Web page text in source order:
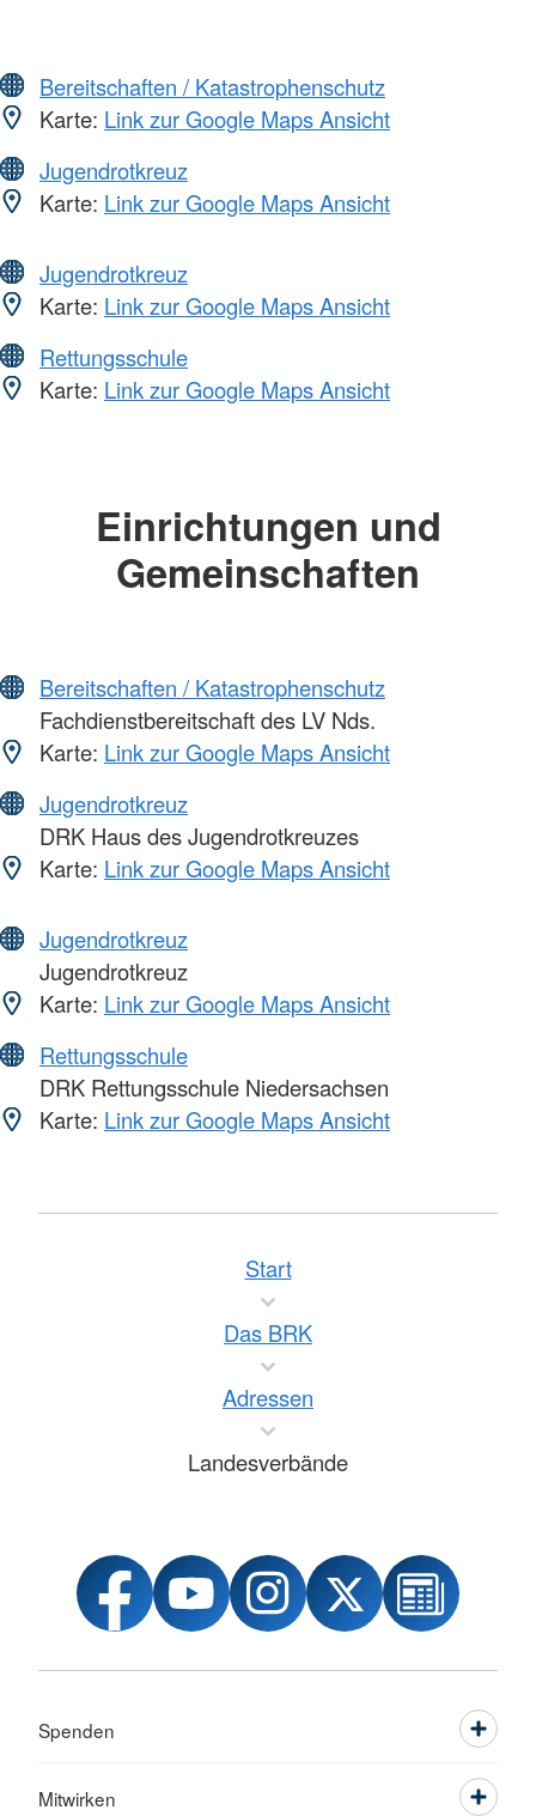
Bereitschaften / Katastrophenschutz
Karte: Link zur Google Maps Ansicht
Jugendrotkreuz
Karte: Link zur Google Maps Ansicht
Jugendrotkreuz
Karte: Link zur Google Maps Ansicht
Rettungsschule
Karte: Link zur Google Maps Ansicht
Einrichtungen und
Gemeinschaften
Bereitschaften / Katastrophenschutz
Fachdienstbereitschaft des LV Nds.
Karte: Link zur Google Maps Ansicht
Jugendrotkreuz
DRK Haus des Jugendrotkreuzes
Karte: Link zur Google Maps Ansicht
Jugendrotkreuz
Jugendrotkreuz
Karte: Link zur Google Maps Ansicht
Rettungsschule
DRK Rettungsschule Niedersachsen
Karte: Link zur Google Maps Ansicht
Start
Das BRK
Adressen
Landesverbände
Spenden
Mitwirken